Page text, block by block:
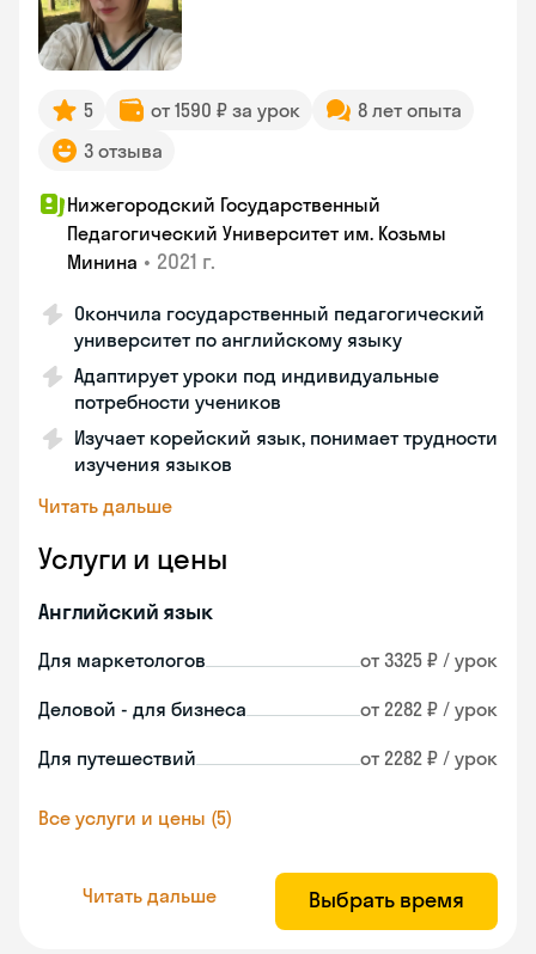
5 от 1590 ₽ за урок
8 лет опыта
3 отзыва
Нижегородский Государственный
Педагогический Университет им. Козьмы
Минина • 2021 г.
Окончила государственный педагогический
университет по английскому языку
Адаптирует уроки под индивидуальные
потребности учеников
Изучает корейский язык, понимает трудности
изучения языков
Читать дальше
Услуги и цены
Английский язык
Для маркетологов от 3325 ₽ / урок
Деловой - для бизнеса от 2282 ₽ / урок
Для путешествий от 2282 ₽ / урок
Все услуги и цены (5)
Читать дальше Выбрать время